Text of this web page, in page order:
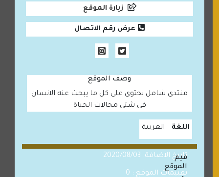
زيارة الموقع
عرض رقم الاتصال
وصف الموقع
منتدى شامل يحتوى على كل ما يبحث عنه الانسان
فى شتى مجالات الحياة
اللغة العربية
تاريخ الاضافة: 2020/08/03
تقييمات الموقع : 0
قيم
الموقع